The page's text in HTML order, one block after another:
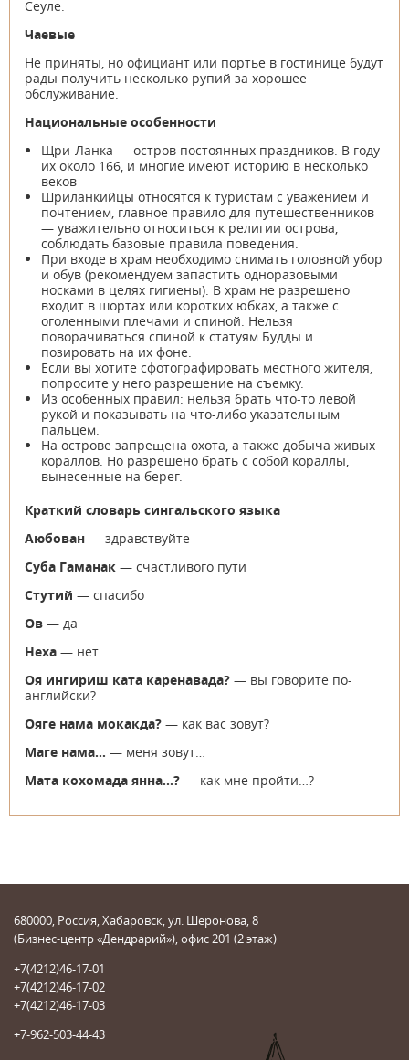
Сеуле.
Чаевые
Не приняты, но официант или портье в гостинице будут
рады получить несколько рупий за хорошее
обслуживание.
Национальные особенности
Щри-Ланка — остров постоянных праздников. В году
их около 166, и многие имеют историю в несколько
веков
Шриланкийцы относятся к туристам с уважением и
почтением, главное правило для путешественников
— уважительно относиться к религии острова,
соблюдать базовые правила поведения.
При входе в храм необходимо снимать головной убор
и обув (рекомендуем запастить одноразовыми
носками в целях гигиены). В храм не разрешено
входит в шортах или коротких юбках, а также с
оголенными плечами и спиной. Нельзя
поворачиваться спиной к статуям Будды и
позировать на их фоне.
Если вы хотите сфотографировать местного жителя,
попросите у него разрешение на съемку.
Из особенных правил: нельзя брать что-то левой
рукой и показывать на что-либо указательным
пальцем.
На острове запрещена охота, а также добыча живых
кораллов. Но разрешено брать с собой кораллы,
вынесенные на берег.
Краткий словарь сингальского языка
Аюбован — здравствуйте
Суба Гаманак — счастливого пути
Стутий — спасибо
Ов — да
Неха — нет
Оя ингириш ката каренавада? — вы говорите по-
английски?
Ояге нама мокакда? — как вас зовут?
Маге нама… — меня зовут…
Мата кохомада янна…? — как мне пройти…?
680000, Россия, Хабаровск, ул. Шеронова, 8
(Бизнес-центр «Дендрарий»), офис 201 (2 этаж)
+7(4212)46-17-01
+7(4212)46-17-02
+7(4212)46-17-03
+7-962-503-44-43